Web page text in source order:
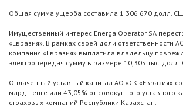
Общая сумма ущерба составила 1 306 670 долл.
Имущественный интерес Energa Operator SA
«Евразия». В рамках своей доли ответственности
компания «Евразия» выплатила владельцу
электропередач сумму в размере 10,305 тыс.
Оплаченный уставный капитал АО «СК «Евразия»
млрд. тенге или 43,05% от совокупного уставного
страховых компаний Республики Казахстан.